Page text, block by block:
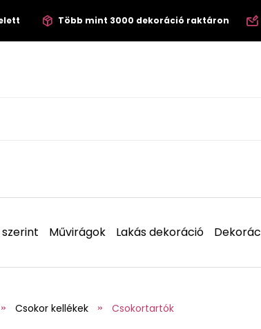
Több mint 3000 dekoráció raktáron
Művirágok Lakás dekoráció
Csokor kellékek Csokortartók